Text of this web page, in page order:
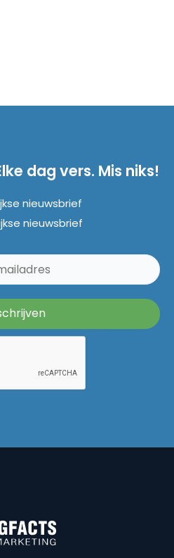
dag vers. Mis niks!
nieuwsbrief
nieuwsbrief